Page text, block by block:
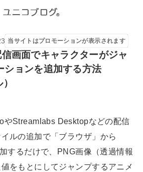
当サイトはプロモーションが表示されます
画面でキャラクターがジャ
ションを追加する方法
やStreamlabs Desktopなどの配信
ルの追加で「ブラウザ」から
するだけで、PNG画像（透過情報
をもとにしてジャンプするアニメ